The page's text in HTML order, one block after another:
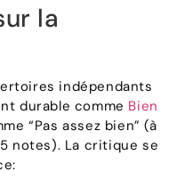
la
indépendants
durable comme Bien
“Pas assez bien” (à
notes). La critique se